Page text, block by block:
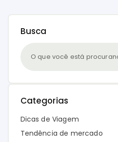
Busca
Categorias
Dicas de Viagem
Tendência de mercado